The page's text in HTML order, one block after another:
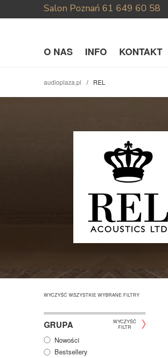
Salon Poznań 61 649 60 58
O NAS INFO KONTAKT
audioplaza.pl REL
WYCZYŚĆ WSZYSTKIE WYBRANE FILTRY
GRUPA
WYCZYŚĆ
FILTR
Nowości
Bestsellery